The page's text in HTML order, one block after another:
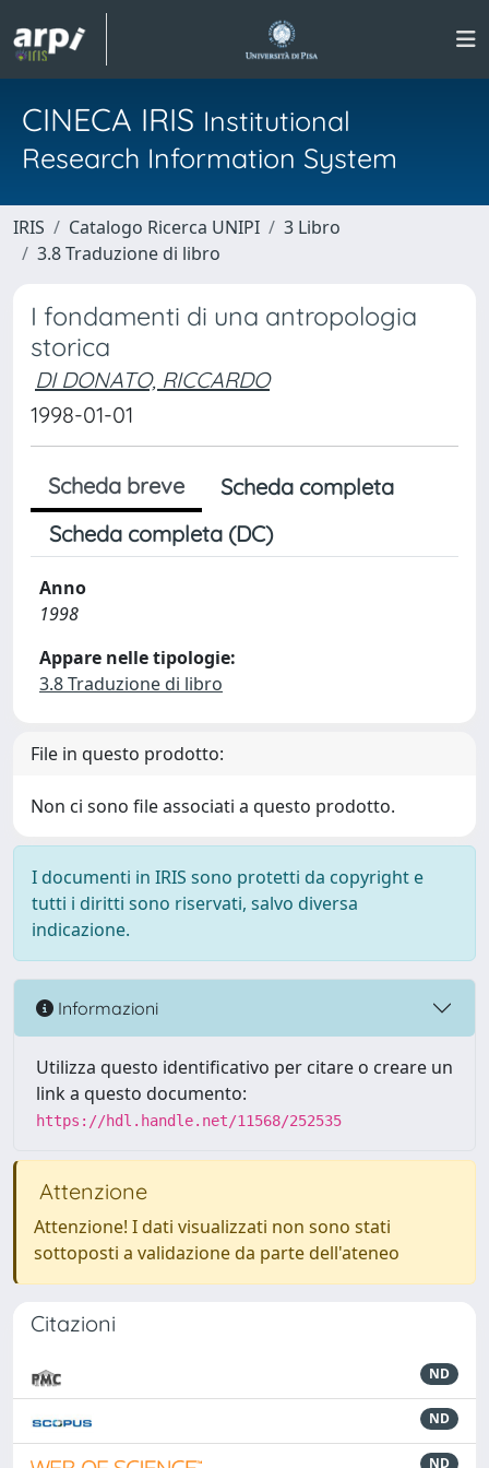
CINECA IRIS Institutional
Research Information System
IRIS Catalogo Ricerca UNIPI
3 Libro
3.8 Traduzione di libro
I fondamenti di una antropologia
storica
DI DONATO, RICCARDO
1998-01-01
Scheda breve
Scheda completa
Scheda completa (DC)
Anno
1998
Appare nelle tipologie:
3.8 Traduzione di libro
File in questo prodotto:
Non ci sono file associati a questo prodotto.
I documenti in IRIS sono protetti da copyright e
tutti i diritti sono riservati, salvo diversa
indicazione.
Informazioni
Utilizza questo identificativo per citare o creare un
link a questo documento:
https://hdl.handle.net/11568/252535
Attenzione
Attenzione! I dati visualizzati non sono stati
sottoposti a validazione da parte dell'ateneo
Citazioni
ND
ND
ND